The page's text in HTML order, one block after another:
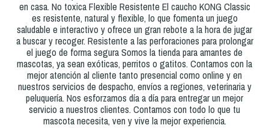
en casa. No toxica Flexible Resistente El caucho KONG Classic
es resistente, natural y flexible, lo que fomenta un juego
saludable e interactivo y ofrece un gran rebote a la hora de jugar
a buscar y recoger. Resistente a las perforaciones para prolongar
el juego de forma segura Somos la tienda para amantes de
mascotas, ya sean exóticas, perritos o gatitos. Contamos con la
mejor atención al cliente tanto presencial como online y en
nuestros servicios de despacho, envíos a regiones, veterinaria y
peluquería. Nos esforzamos día a día para entregar un mejor
servicio a nuestros clientes. Contamos con todo lo que tu
mascota necesita, ven y vive la mejor experiencia.